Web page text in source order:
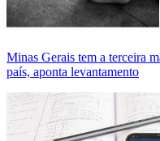
Minas Gerais tem a terceira
país, aponta levantamento